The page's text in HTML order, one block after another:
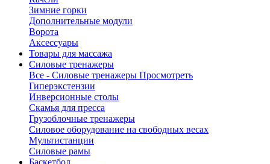
Зимние горки
Дополнительные модули
Ворота
Аксессуары
Товары для массажа
Силовые тренажеры
Все - Силовые тренажеры Просмотреть
Гиперэкстензии
Инверсионные столы
Скамья для пресса
Грузоблочные тренажеры
Силовое оборудование на свободных весах
Мультистанции
Силовые рамы
Баскетбол